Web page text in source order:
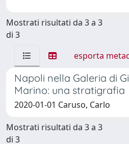
Mostrati risultati da 3 a 3
di 3
esporta
Napoli nella Galeria di
Marino: una stratigrafia
2020-01-01 Caruso, Carlo
Mostrati risultati da 3 a 3
di 3